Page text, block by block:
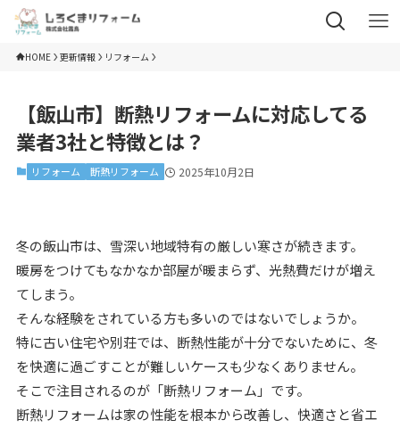
HOME 更新情報 リフォーム
【飯山市】断熱リフォームに対応してる
業者3社と特徴とは？
リフォーム 断熱リフォーム 2025年10月2日
冬の飯山市は、雪深い地域特有の厳しい寒さが続きます。
暖房をつけてもなかなか部屋が暖まらず、光熱費だけが増え
てしまう。
そんな経験をされている方も多いのではないでしょうか。
特に古い住宅や別荘では、断熱性能が十分でないために、冬
を快適に過ごすことが難しいケースも少なくありません。
そこで注目されるのが「断熱リフォーム」です。
断熱リフォームは家の性能を根本から改善し、快適さと省エ